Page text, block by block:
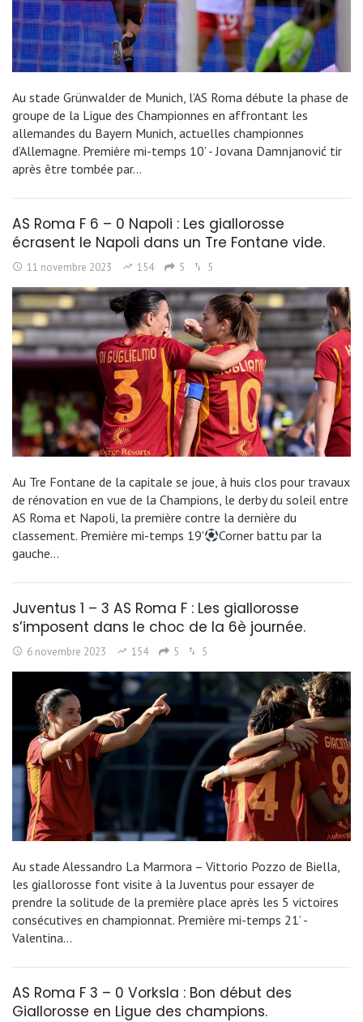
Au stade Grünwalder de Munich, l’AS Roma débute la phase de
groupe de la Ligue des Championnes en affrontant les
allemandes du Bayern Munich, actuelles championnes
d’Allemagne. Première mi-temps 10’ - Jovana Damnjanović tir
après être tombée par…
AS Roma F 6 – 0 Napoli : Les giallorosse
écrasent le Napoli dans un Tre Fontane vide.
11 novembre 2023 154 5 5
Au Tre Fontane de la capitale se joue, à huis clos pour travaux
de rénovation en vue de la Champions, le derby du soleil entre
AS Roma et Napoli, la première contre la dernière du
classement. Première mi-temps 19'
Corner battu par la
gauche…
Juventus 1 – 3 AS Roma F : Les giallorosse
s’imposent dans le choc de la 6è journée.
6 novembre 2023 154 5 5
Au stade Alessandro La Marmora – Vittorio Pozzo de Biella,
les giallorosse font visite à la Juventus pour essayer de
prendre la solitude de la première place après les 5 victoires
consécutives en championnat. Première mi-temps 21’ -
Valentina…
AS Roma F 3 – 0 Vorksla : Bon début des
Giallorosse en Ligue des champions.